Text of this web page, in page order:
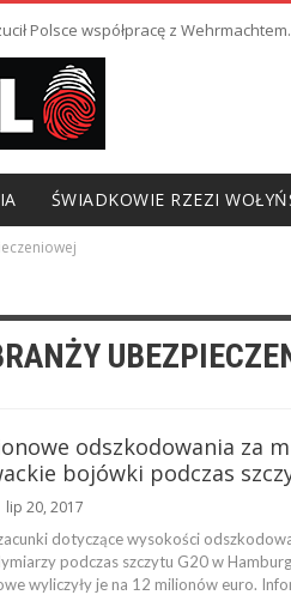
Polsce współpracę z
ŚWIADKOWIE RZEZI
odszkodowania za
bojówki podczas
lip 20, 2017
dotyczące wysokości
podczas szczytu G20 w
wyliczyły je na 12 milionów euro.